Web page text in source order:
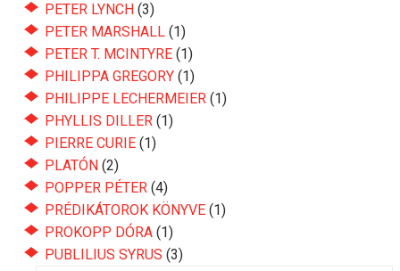
PETER LYNCH (3)
PETER MARSHALL (1)
PETER T. MCINTYRE (1)
PHILIPPA GREGORY (1)
PHILIPPE LECHERMEIER (1)
PHYLLIS DILLER (1)
PIERRE CURIE (1)
PLATÓN (2)
POPPER PÉTER (4)
PRÉDIKÁTOROK KÖNYVE (1)
PROKOPP DÓRA (1)
PUBLILIUS SYRUS (3)